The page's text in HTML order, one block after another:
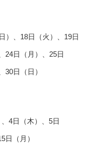
）、18日（火）、19日
24日（月）、25日
30日（日）
4日（木）、5日
日（月）